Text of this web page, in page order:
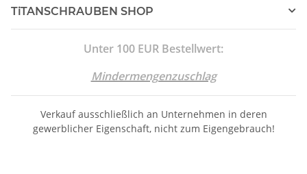
TiTANSCHRAUBEN SHOP
Unter 100 EUR Bestellwert:
Mindermengenzuschlag
Verkauf ausschließlich an Unternehmen in deren
gewerblicher Eigenschaft, nicht zum Eigengebrauch!